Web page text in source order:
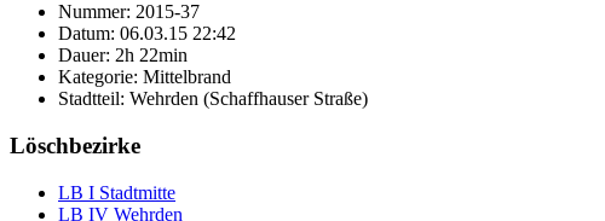
Nummer: 2015-37
Datum: 06.03.15 22:42
Dauer: 2h 22min
Kategorie: Mittelbrand
Stadtteil: Wehrden (Schaffhauser Straße)
Löschbezirke
LB I Stadtmitte
LB IV Wehrden